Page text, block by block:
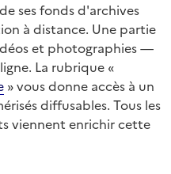
ses fonds d'archives
à distance. Une partie
et photographies —
La rubrique «
» vous donne accès à un
diffusables. Tous les
viennent enrichir cette